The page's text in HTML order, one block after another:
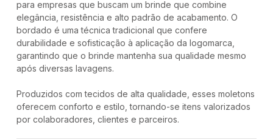
para empresas que buscam um brinde que combine
elegância, resistência e alto padrão de acabamento. O
bordado é uma técnica tradicional que confere
durabilidade e sofisticação à aplicação da logomarca,
garantindo que o brinde mantenha sua qualidade mesmo
após diversas lavagens.
Produzidos com tecidos de alta qualidade, esses moletons
oferecem conforto e estilo, tornando-se itens valorizados
por colaboradores, clientes e parceiros.